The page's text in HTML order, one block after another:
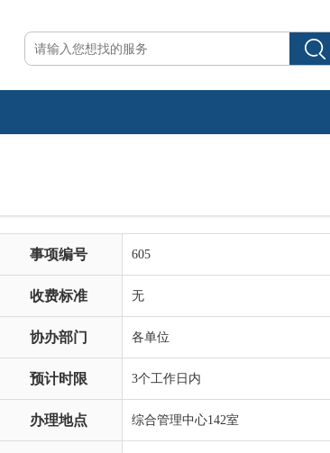
事项编号 605
收费标准 无
协办部门 各单位
预计时限 3个工作日内
办理地点 综合管理中心142室